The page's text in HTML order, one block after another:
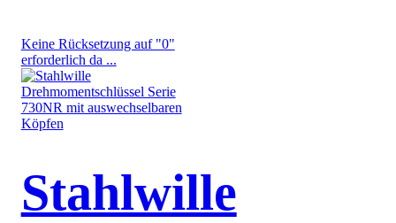
Keine Rücksetzung auf "0"
erforderlich da ...
Stahlwille